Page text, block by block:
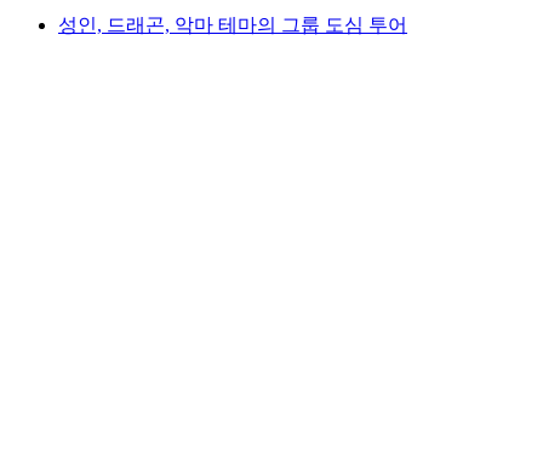
성인, 드래곤, 악마 테마의 그룹 도심 투어